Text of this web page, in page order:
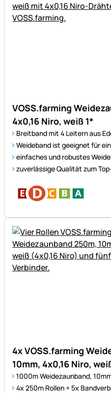
VOSS.farming
4x0,16 Niro, weiß 1*
Breitband mit 4 Leitern aus
Weideband ist geeignet für
einfaches und robustes
zuverlässige Qualität zum
4x VOSS.farming
10mm, 4x0,16 Niro,
1000m Weidezaunband,
4x 250m Rollen + 5x